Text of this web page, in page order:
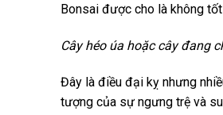
Bonsai được cho là không
Cây héo úa hoặc cây đang
Đây là điều đại kỵ nhưng
tượng của sự ngưng trệ và